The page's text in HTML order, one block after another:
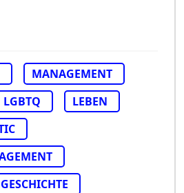
MANAGEMENT
LGBTQ
LEBEN
GESCHICHTE